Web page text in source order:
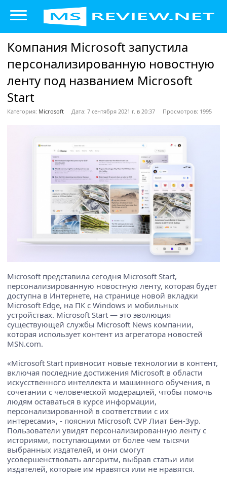
Компания Microsoft запустила
персонализированную новостную
ленту под названием Microsoft
Start
Категория: Microsoft Дата: 7 сентября 2021 г. в 20:37 Просмотров: 1995
Microsoft представила сегодня Microsoft Start,
персонализированную новостную ленту, которая будет
доступна в Интернете, на странице новой вкладки
Microsoft Edge, на ПК с Windows и мобильных
устройствах. Microsoft Start — это эволюция
существующей службы Microsoft News компании,
которая использует контент из агрегатора новостей
MSN.com.
«Microsoft Start привносит новые технологии в контент,
включая последние достижения Microsoft в области
искусственного интеллекта и машинного обучения, в
сочетании с человеческой модерацией, чтобы помочь
людям оставаться в курсе информации,
персонализированной в соответствии с их
интересами», - пояснил Microsoft CVP Лиат Бен-Зур.
Пользователи увидят персонализированную ленту с
историями, поступающими от более чем тысячи
выбранных издателей, и они смогут
усовершенствовать алгоритм, выбрав статьи или
издателей, которые им нравятся или не нравятся.